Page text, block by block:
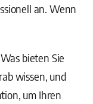
an. Wenn
bieten Sie
wissen, und
um Ihren